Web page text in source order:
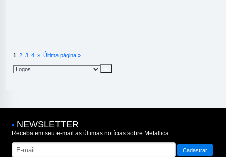
1 2 3 4 » Última página »
NEWSLETTER
Receba em seu e-mail as últimas notícias sobre Metallica: